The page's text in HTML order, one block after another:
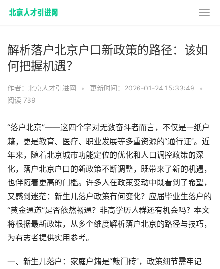
解析落户北京户口新政策的路径：该如
何把握机遇？
作者：北京人才引进网 • 更新时间：2026-01-24 15:33:49
•
阅读 789
“落户北京”——这四个字对无数奋斗者而言，不仅是一纸户
籍，更是教育、医疗、职业发展等多重资源的“通行证”。近
年来，随着北京城市功能定位的优化和人口调控政策的深
化，落户北京户口的新政策不断调整，既带来了新的机遇，
也伴随着更高的门槛。许多人在政策变动中既看到了希望，
又感到迷茫：新生儿落户政策有何变化？应届毕业生落户的
“黄金通道”是否依然畅通？非高学历人群还有机会吗？本文
将根据最新政策，从多个维度解析落户北京的路径与技巧，
为有志者提供实用参考。
一、新生儿落户：家庭户籍是“敲门砖”，政策细节需牢记